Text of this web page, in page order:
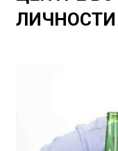
ЛИЧНОСТИ